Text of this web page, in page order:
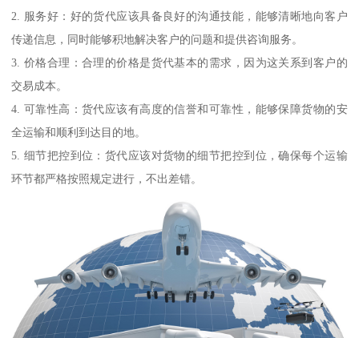
2. 服务好：好的货代应该具备良好的沟通技能，能够清晰地向客户
传递信息，同时能够积地解决客户的问题和提供咨询服务。
3. 价格合理：合理的价格是货代基本的需求，因为这关系到客户的
交易成本。
4. 可靠性高：货代应该有高度的信誉和可靠性，能够保障货物的安
全运输和顺利到达目的地。
5. 细节把控到位：货代应该对货物的细节把控到位，确保每个运输
环节都严格按照规定进行，不出差错。